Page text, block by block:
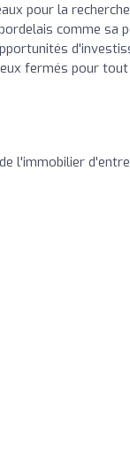
pour la
comme sa
fermés pour
l'immobilier